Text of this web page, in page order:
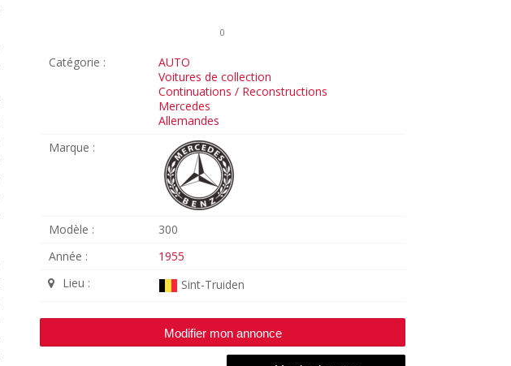
0
Catégorie :
AUTO
Voitures de collection
Continuations / Reconstructions
Mercedes
Allemandes
Marque :
Modèle :
300
Année :
1955
Lieu :
Sint-Truiden
Modifier mon annonce